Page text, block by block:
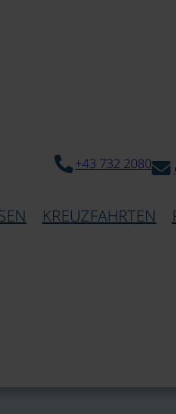
+43 732 2080
KREUZFAHRTEN